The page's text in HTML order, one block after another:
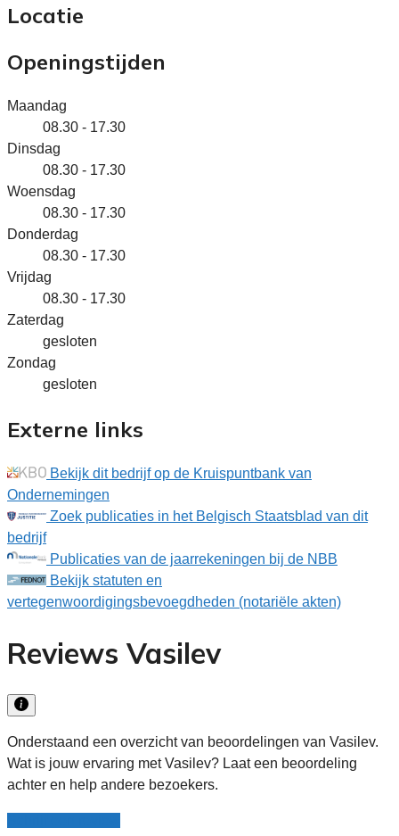
Locatie
Openingstijden
Maandag
08.30 - 17.30
Dinsdag
08.30 - 17.30
Woensdag
08.30 - 17.30
Donderdag
08.30 - 17.30
Vrijdag
08.30 - 17.30
Zaterdag
gesloten
Zondag
gesloten
Externe links
Bekijk dit bedrijf op de Kruispuntbank van
Ondernemingen
Zoek publicaties in het Belgisch Staatsblad van dit
bedrijf
Publicaties van de jaarrekeningen bij de NBB
Bekijk statuten en
vertegenwoordigingsbevoegdheden (notariële akten)
Reviews Vasilev
Onderstaand een overzicht van beoordelingen van Vasilev.
Wat is jouw ervaring met Vasilev? Laat een beoordeling
achter en help andere bezoekers.